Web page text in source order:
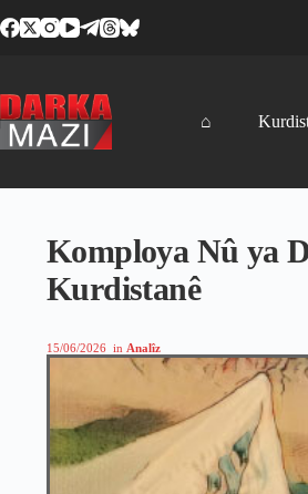
to
⌂
Komploya Nû ya
Kurdistanê
15/06/2026 in Analîz